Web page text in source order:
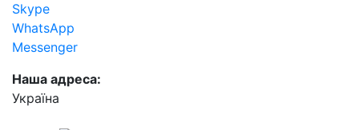
Skype
WhatsApp
Messenger
Наша адреса:
Українa